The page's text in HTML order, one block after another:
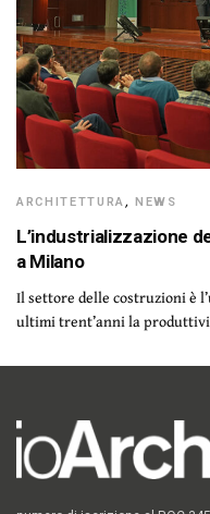
ARCHITETTURA,NEWS
L’industrializzazione
a Milano
Il settore delle costruzioni è
ultimi trent’anni la